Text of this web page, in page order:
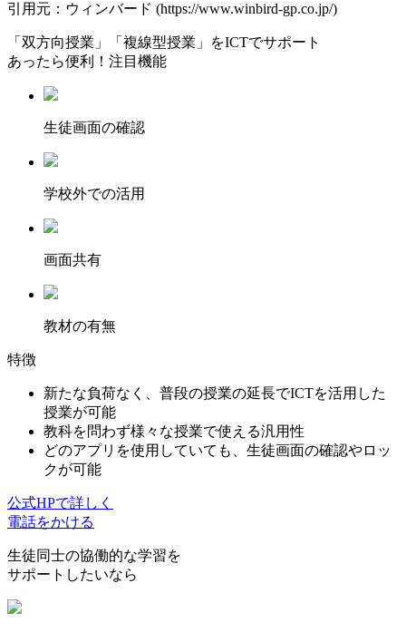
引用元：ウィンバード (https://www.winbird-gp.co.jp/)
「双方向授業」「複線型授業」をICTでサポート
あったら便利！注目機能
⽣徒画⾯の確認
学校外での活用
画面共有
教材の有無
特徴
新たな負荷なく、普段の授業の延長でICTを活用した
授業が可能
教科を問わず様々な授業で使える汎用性
どのアプリを使用していても、生徒画面の確認やロッ
クが可能
公式HPで詳しく
電話をかける
生徒同士の協働的な学習を
サポートしたいなら